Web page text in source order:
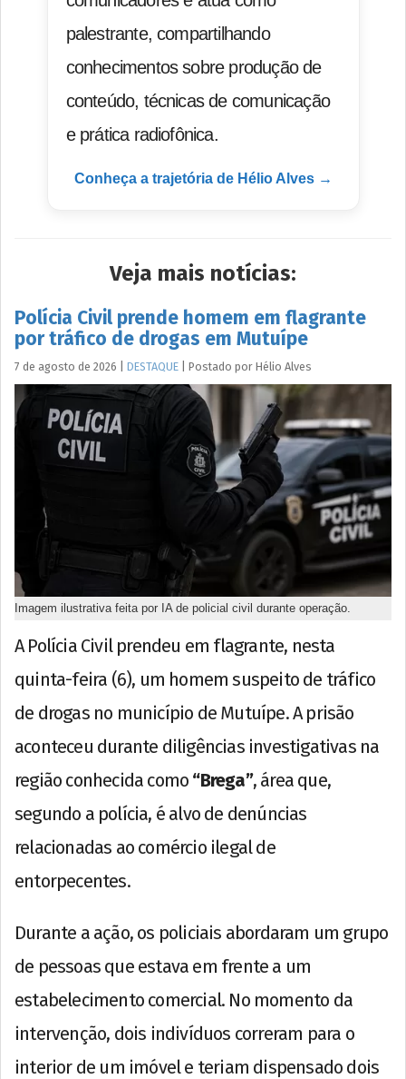
palestrante, compartilhando
conhecimentos sobre produção de
conteúdo, técnicas de comunicação
e prática radiofônica.
Conheça a trajetória de Hélio Alves →
Veja mais notícias:
Polícia Civil prende homem em flagrante
por tráfico de drogas em Mutuípe
7 de agosto de 2026 DESTAQUE Postado por Hélio Alves
Imagem ilustrativa feita por IA de policial civil durante operação.
A Polícia Civil prendeu em flagrante, nesta
quinta-feira (6), um homem suspeito de tráfico
de drogas no município de Mutuípe. A prisão
aconteceu durante diligências investigativas na
região conhecida como “Brega”, área que,
segundo a polícia, é alvo de denúncias
relacionadas ao comércio ilegal de
entorpecentes.
Durante a ação, os policiais abordaram um grupo
de pessoas que estava em frente a um
estabelecimento comercial. No momento da
intervenção, dois indivíduos correram para o
interior de um imóvel e teriam dispensado dois